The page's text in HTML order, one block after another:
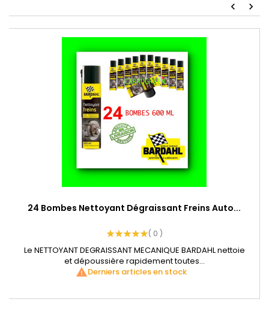
chevron_left chevron_right
24 Bombes Nettoyant Dégraissant Freins Auto...
( 0 )
Le NETTOYANT DEGRAISSANT MECANIQUE BARDAHL nettoie
et dépoussière rapidement toutes...
warningDerniers articles en stock